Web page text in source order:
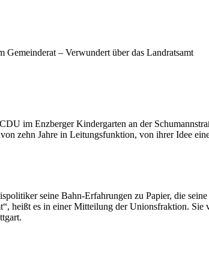
– Verwundert über das Landratsamt
im Enzberger Kindergarten an der
zehn Jahre in Leitungsfunktion, von ihrer Idee
seine Bahn-Erfahrungen zu Papier, die
heißt es in einer Mitteilung der Unionsfraktion. Sie